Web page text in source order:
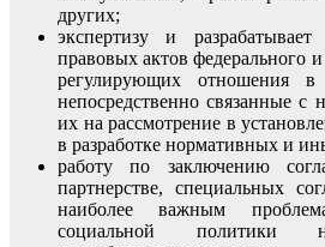
других;
экспертизу и
правовых актов федерального
регулирующих отношения
непосредственно связанные
их на рассмотрение в
в разработке нормативных и
работу по заключению
партнерстве, специальных
наиболее важным
социальной политики